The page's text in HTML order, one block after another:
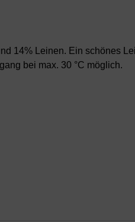
14% Leinen. Ein schönes
bei max. 30 °C möglich.